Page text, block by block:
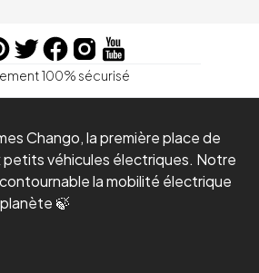
100% sécurisé
Chango, la première place de
petits véhicules électriques. Notre
la mobilité électrique
🍃